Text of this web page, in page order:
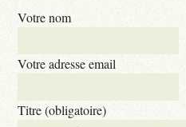
Votre nom
Votre adresse email
Titre (obligatoire)